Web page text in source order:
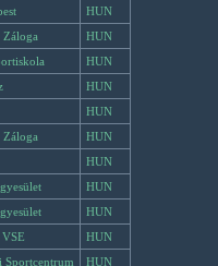
HUN
Záloga
HUN
HUN
HUN
HUN
Záloga
HUN
HUN
HUN
HUN
HUN
Sportcentrum
HUN